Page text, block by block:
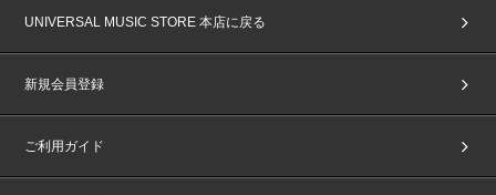
UNIVERSAL MUSIC STORE 本店に戻る
新規会員登録
ご利用ガイド